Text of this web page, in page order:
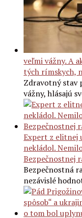
veľmi vážny. A
tých rímskych,
Zdravotný stav
vážny, hlásajú
Expert z elitnej
nekládol.
Bezpečnostnej
Bezpečnostná
nezávislé